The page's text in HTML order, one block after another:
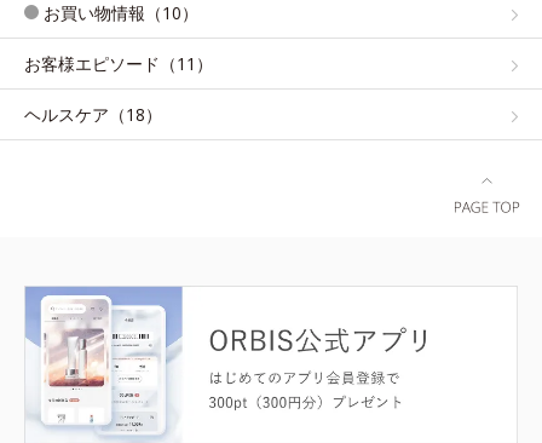
お買い物情報（10）
お客様エピソード（11）
ヘルスケア（18）